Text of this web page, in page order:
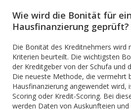
Wie wird die Bonität für
Hausfinanzierung geprüft?
Die Bonität des Kreditnehmers wird
Kriterien beurteilt. Die wichtigsten
der Kreditgeber von der Schufa und
Die neueste Methode, die vermehrt
Hausfinanzierung angewendet wird,
Scoring oder Kredit-Scoring. Bei
werden Daten von Auskunfteien